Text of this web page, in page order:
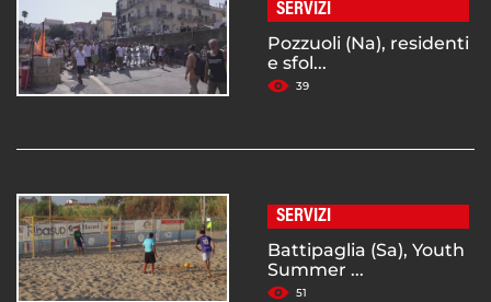
SERVIZI
Pozzuoli (Na), residenti
e sfol...
39
SERVIZI
Battipaglia (Sa), Youth
Summer ...
51